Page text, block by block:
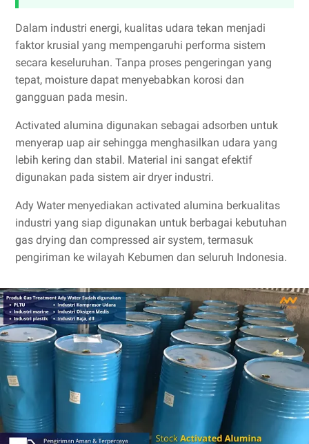
Dalam industri energi, kualitas udara tekan menjadi
faktor krusial yang mempengaruhi performa sistem
secara keseluruhan. Tanpa proses pengeringan yang
tepat, moisture dapat menyebabkan korosi dan
gangguan pada mesin.
Activated alumina digunakan sebagai adsorben untuk
menyerap uap air sehingga menghasilkan udara yang
lebih kering dan stabil. Material ini sangat efektif
digunakan pada sistem air dryer industri.
Ady Water menyediakan activated alumina berkualitas
industri yang siap digunakan untuk berbagai kebutuhan
gas drying dan compressed air system, termasuk
pengiriman ke wilayah Kebumen dan seluruh Indonesia.